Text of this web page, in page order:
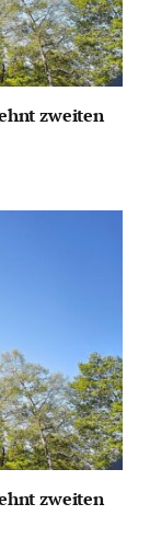
zweiten
zweiten